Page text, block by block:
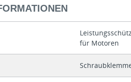
für Motoren